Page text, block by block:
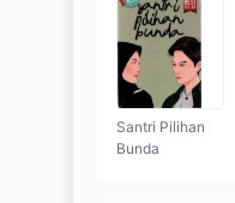
Santri Pilihan
Bunda